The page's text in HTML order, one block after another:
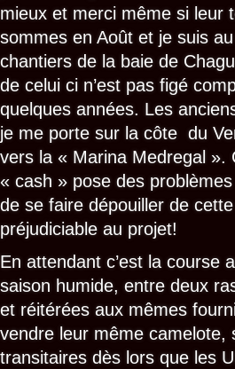
mieux et merci même si leur
sommes en Août et je suis
chantiers de la baie de
de celui ci n’est pas figé
quelques années. Les
je me porte sur la côte du
vers la « Marina Medregal ».
« cash » pose des
de se faire dépouiller de
préjudiciable au projet!
En attendant c’est la course
saison humide, entre deux
et réitérées aux mêmes
vendre leur même
transitaires dès lors que les